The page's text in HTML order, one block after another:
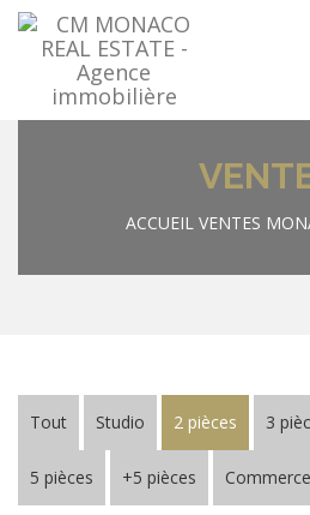
ACCUEIL VENTES
Tout Studio 2 pièces 3
5 pièces +5 pièces